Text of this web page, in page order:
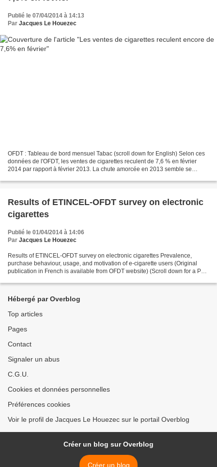
Publié le 07/04/2014 à 14:13
Par Jacques Le Houezec
OFDT : Tableau de bord mensuel Tabac (scroll down for English) Selon ces
données de l'OFDT, les ventes de cigarettes reculent de 7,6 % en février
2014 par rapport à février 2013. La chute amorcée en 2013 semble se
Results of ETINCEL-OFDT survey on electronic
cigarettes
Publié le 01/04/2014 à 14:06
Par Jacques Le Houezec
Results of ETINCEL-OFDT survey on electronic cigarettes Prevalence,
purchase behaviour, usage, and motivation of e-cigarette users (Original
publication in French is available from OFDT website) (Scroll down for a PDF
Hébergé par Overblog
Top articles
Pages
Contact
Signaler un abus
C.G.U.
Cookies et données personnelles
Préférences cookies
Voir le profil de Jacques Le Houezec sur le portail Overblog
Créer un blog sur Overblog
Créer un blog